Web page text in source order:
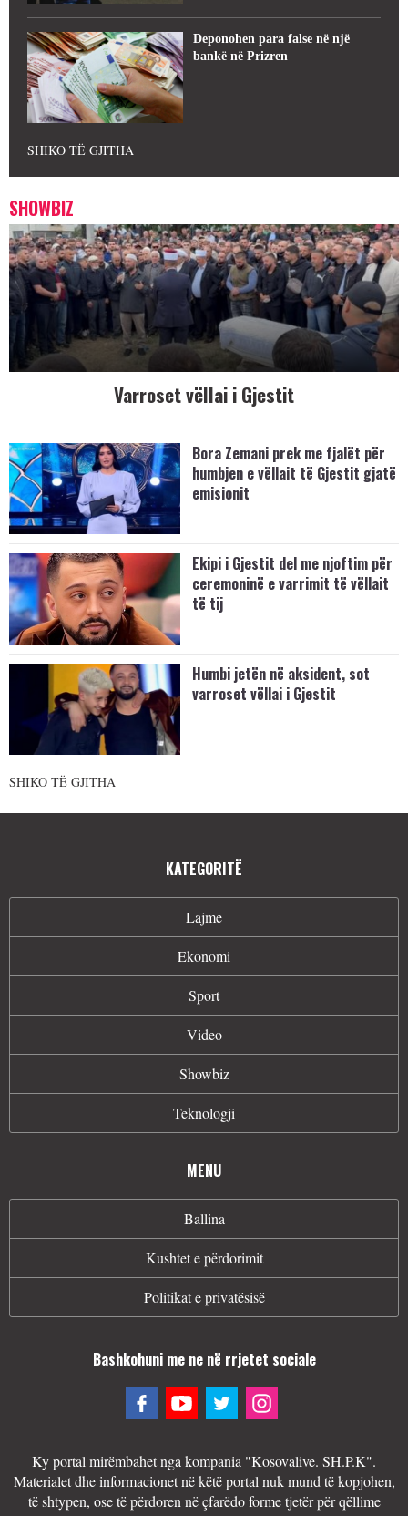
Deponohen para false në një
bankë në Prizren
SHIKO TË GJITHA
SHOWBIZ
Varroset vëllai i Gjestit
Bora Zemani prek me fjalët për
humbjen e vëllait të Gjestit gjatë
emisionit
Ekipi i Gjestit del me njoftim për
ceremoninë e varrimit të vëllait
të tij
Humbi jetën në aksident, sot
varroset vëllai i Gjestit
SHIKO TË GJITHA
KATEGORITË
Lajme
Ekonomi
Sport
Video
Showbiz
Teknologji
MENU
Ballina
Kushtet e përdorimit
Politikat e privatësisë
Bashkohuni me ne në rrjetet sociale
Ky portal mirëmbahet nga kompania "Kosovalive. SH.P.K".
Materialet dhe informacionet në këtë portal nuk mund të kopjohen,
të shtypen, ose të përdoren në çfarëdo forme tjetër për qëllime